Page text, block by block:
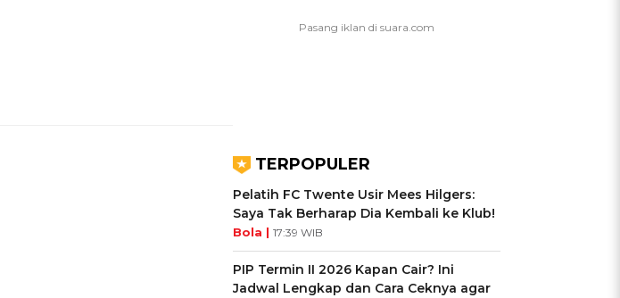
TERPOPULER
Pelatih FC Twente Usir Mees Hilgers:
Saya Tak Berharap Dia Kembali ke Klub!
Bola | 17:39 WIB
PIP Termin II 2026 Kapan Cair? Ini
Jadwal Lengkap dan Cara Ceknya agar